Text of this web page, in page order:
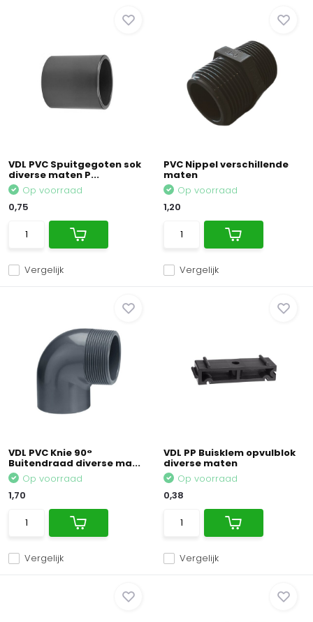
VDL PVC Spuitgegoten sok
diverse maten P...
Vergelijk
Op voorraad
0,75
PVC Nippel verschillende
maten
Vergelijk
Op voorraad
1,20
VDL PVC Knie 90°
Buitendraad diverse ma...
Vergelijk
Op voorraad
1,70
VDL PP Buisklem opvulblok
diverse maten
Vergelijk
Op voorraad
0,38